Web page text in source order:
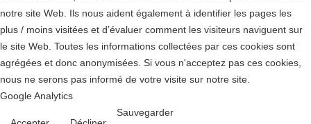
notre site Web. Ils nous aident également à identifier les pages les
plus / moins visitées et d’évaluer comment les visiteurs naviguent sur
le site Web. Toutes les informations collectées par ces cookies sont
agrégées et donc anonymisées. Si vous n'acceptez pas ces cookies,
nous ne serons pas informé de votre visite sur notre site.
Google Analytics
Sauvegarder